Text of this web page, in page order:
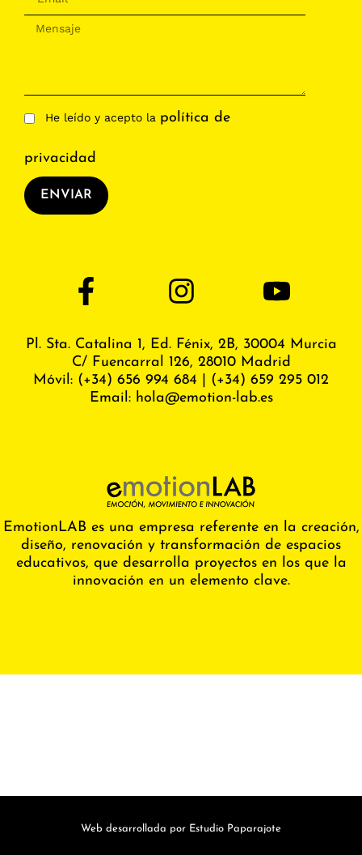
He leído y acepto la política de
privacidad
ENVIAR
EmotionLAB es una empresa referente en la creación,
diseño, renovación y transformación de espacios
educativos, que desarrolla proyectos en los que la
innovación en un elemento clave.
Pl. Sta. Catalina 1, Ed. Fénix, 2B, 30004 Murcia
C/ Fuencarral 126, 28010 Madrid
Móvil: (+34) 656 994 684
(+34) 659 295 012
Email: hola@emotion-lab.es
Web desarrollada por Estudio Paparajote